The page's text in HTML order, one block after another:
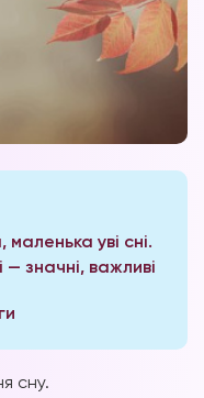
уві сні.
значні, важливі
сну.